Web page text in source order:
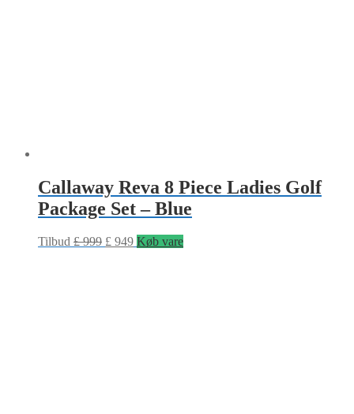
Callaway Reva 8 Piece Ladies Golf
Package Set – Blue
Tilbud £999 £ 949 Køb vare